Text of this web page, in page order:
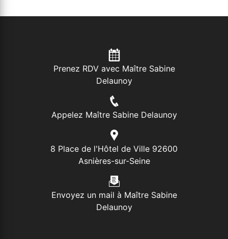
Prenez RDV avec Maître Sabine
Delaunoy
Appelez Maître Sabine Delaunoy
8 Place de l'Hôtel de Ville 92600
Asnières-sur-Seine
Envoyez un mail à Maître Sabine
Delaunoy